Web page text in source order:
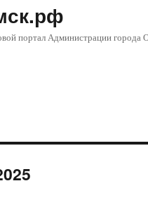
портал Администрации города